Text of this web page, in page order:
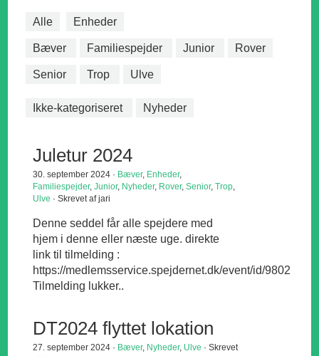
Alle Enheder
Bæver Familiespejder Junior Rover
Senior Trop Ulve
Ikke-kategoriseret Nyheder
Juletur 2024
30. september 2024 · Bæver, Enheder,
Familiespejder,Junior, Nyheder, Rover,Senior,Trop,
Ulve · Skrevet af jari
Denne seddel får alle spejdere med
hjem i denne eller næste uge. direkte
link til tilmelding :
https://medlemsservice.spejdernet.dk/event/id/9802
Tilmelding lukker..
DT2024 flyttet lokation
27. september 2024 · Bæver, Nyheder, Ulve · Skrevet